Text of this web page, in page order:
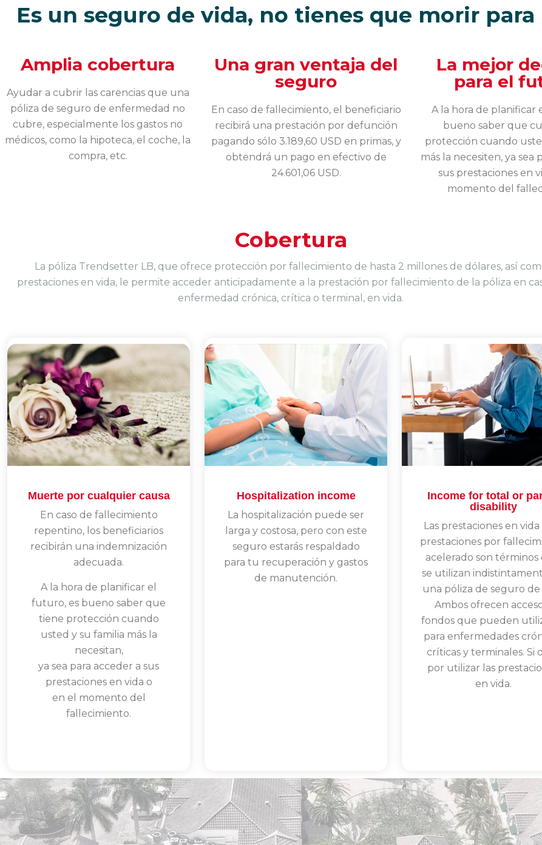
Es un seguro de vida, no tienes que morir para
Amplia cobertura
Ayudar a cubrir las carencias que una
póliza de seguro de enfermedad no
cubre, especialmente los gastos no
médicos, como la hipoteca, el coche, la
compra, etc.
Una gran ventaja del
seguro
En caso de fallecimiento, el beneficiario
recibirá una prestación por defunción
pagando sólo 3.189,60 USD en primas, y
obtendrá un pago en efectivo de
24.601,06 USD.
La mejor
para el
A la hora de planificar
bueno saber que
protección cuando
más la necesiten, ya sea
sus prestaciones en
momento del
Cobertura
La póliza Trendsetter LB, que ofrece protección por fallecimiento de hasta 2 millones de dólares, así
prestaciones en vida, le permite acceder anticipadamente a la prestación por fallecimiento de la póliza en
enfermedad crónica, crítica o terminal, en vida.
Muerte por cualquier causa
En caso de fallecimiento
repentino, los beneficiarios
recibirán una indemnización
adecuada.
A la hora de planificar el
futuro, es bueno saber que
tiene protección cuando
usted y su familia más la
necesitan,
ya sea para acceder a sus
prestaciones en vida o
en el momento del
fallecimiento.
Hospitalization income
La hospitalización puede ser
larga y costosa, pero con este
seguro estarás respaldado
para tu recuperación y gastos
de manutención.
Income for total or
disability
Las prestaciones en vida
prestaciones por
acelerado son términos
se utilizan
una póliza de seguro de
Ambos ofrecen
fondos que pueden
para enfermedades
críticas y terminales. Si
por utilizar las
en vida.